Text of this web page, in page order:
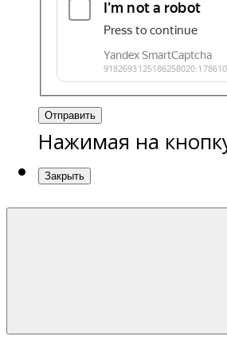
Отправить
Нажимая на
Закрыть